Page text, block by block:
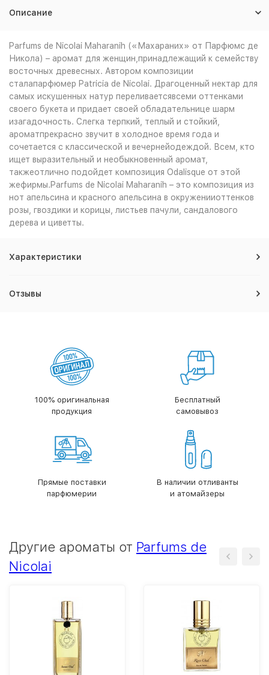
Описание
Parfums de Nicolai Maharanih («Махараних» от Парфюмс де
Никола) – аромат для женщин,принадлежащий к семейству
восточных древесных. Автором композиции
сталапарфюмер Patricia de Nicolai. Драгоценный нектар для
самых искушенных натур переливаетсявсеми оттенками
своего букета и придает своей обладательнице шарм
изагадочность. Слегка терпкий, теплый и стойкий,
ароматпрекрасно звучит в холодное время года и
сочетается с классической и вечернейодеждой. Всем, кто
ищет выразительный и необыкновенный аромат,
такжеотлично подойдет композиция Odalisque от этой
жефирмы.Parfums de Nicolai Maharanih – это композиция из
нот апельсина и красного апельсина в окруженииоттенков
розы, гвоздики и корицы, листьев пачули, сандалового
дерева и циветты.
Характеристики
Отзывы
100% оригинальная
продукция
Бесплатный
самовывоз
Прямые поставки
парфюмерии
В наличии отливанты
и атомайзеры
Другие ароматы от Parfums de
Nicolai